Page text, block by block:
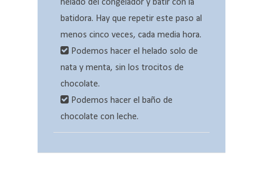
helado del congelador y batir con la
batidora. Hay que repetir este paso al
menos cinco veces, cada media hora.
Podemos hacer el helado solo de
nata y menta, sin los trocitos de
chocolate.
Podemos hacer el baño de
chocolate con leche.